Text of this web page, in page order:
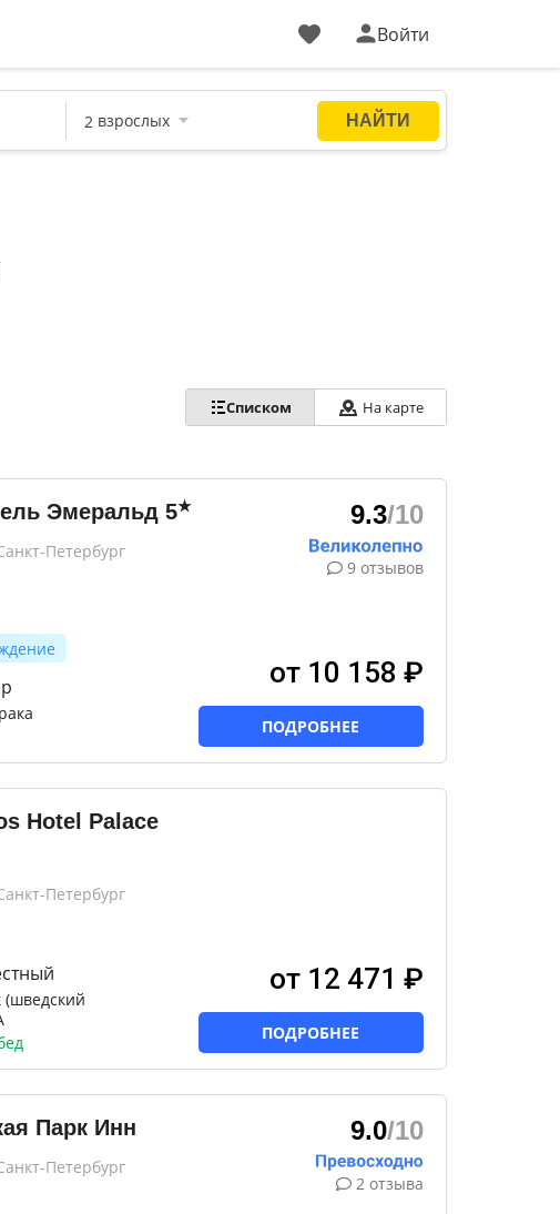
Войти
Списком На карте
Эмеральд 5★
Петербург
9.3/10
9 отзывов
от 10 158 ₽
ПОДРОБНЕЕ
Hotel Palace
Петербург
(шведский
от 12 471 ₽
ПОДРОБНЕЕ
Парк Инн
Петербург
9.0/10
2 отзыва